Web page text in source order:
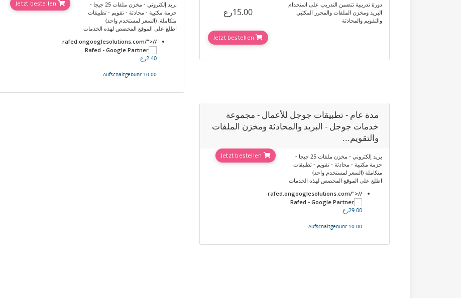
دورة تدريبية تتضمن التدريب على استخدام
البريد ومخزن الملفات والمحرر المكتبي
والتقويم والمحادثة
15.00رع
Jetzt bestellen
بريد إلكتروني - مخزن ملفات 25 جيجا -
حزمة مكتبية - محادثة - تقويم - تطبيقات
متكاملة. (السعر لمستخدم واحد)
اطلع على الموقع المخصص لهذه الخدمات
//rafed.ongooglesolutions.com/">
2.40رع
10.00 Aufschaltgebühr
مدة عام - تطبيقات جوجل للأعمال - مجموعة
خدمات جوجل - البريد والمحادثة ومخزن الملفات
والتقويم...
بريد إلكتروني - مخزن ملفات 25 جيجا -
حزمة مكتبية - محادثة - تقويم - تطبيقات
متكاملة (السعر لمستخدم واحد)
اطلع على الموقع المخصص لهذه الخدمات
//rafed.ongooglesolutions.com/">
29.00رع
10.00 Aufschaltgebühr